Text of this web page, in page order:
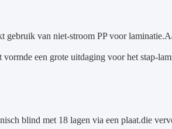
gebruik van niet-stroom PP voor
een grote uitdaging voor het stap-
blind met 18 lagen via een plaat.die